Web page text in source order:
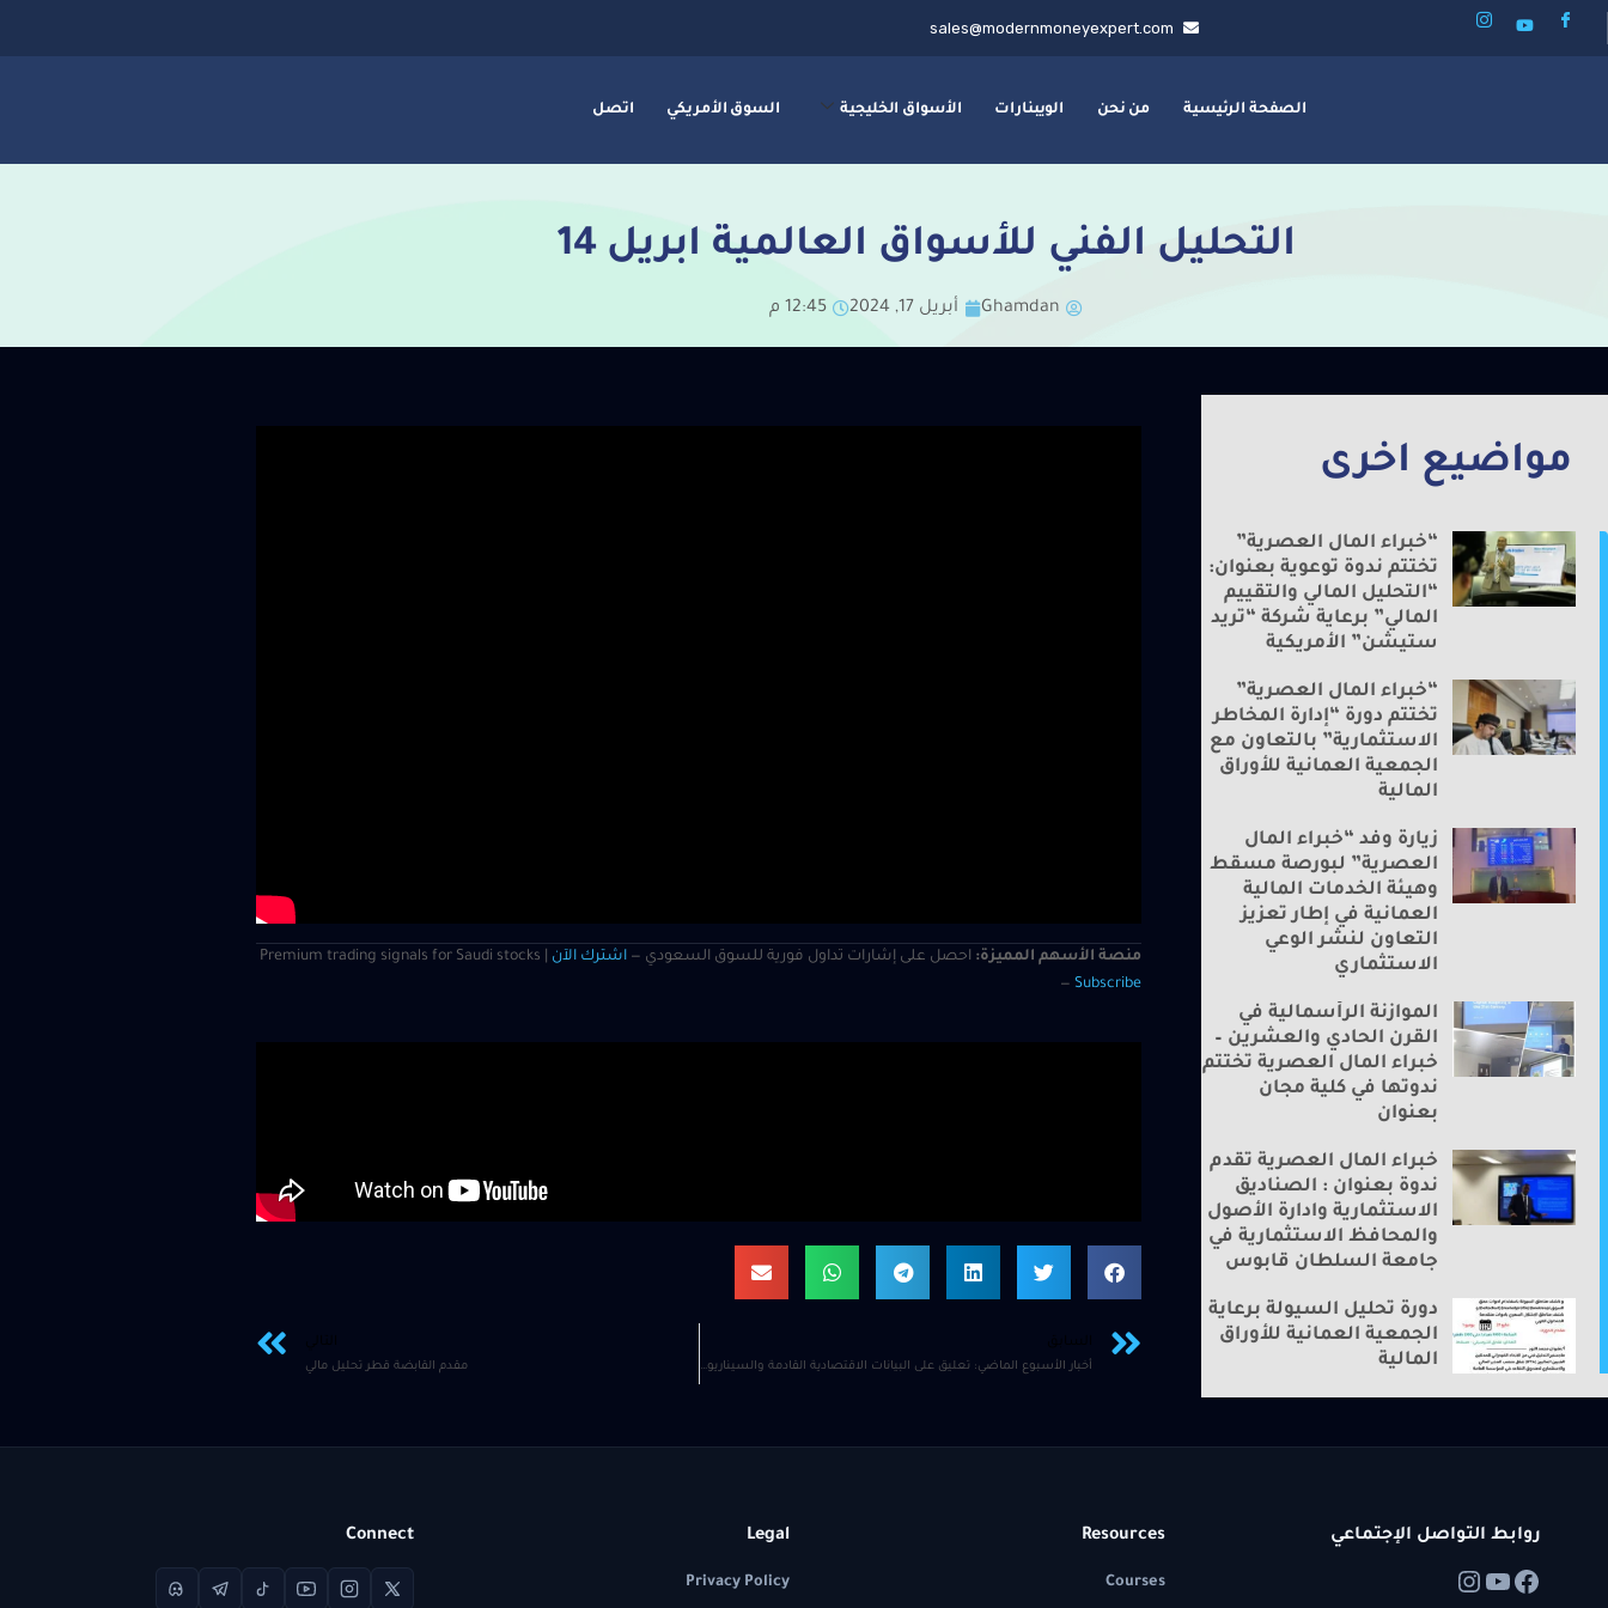
sales@modernmoneyexpert.com
الصفحة الرئيسية من نحن الويبنارات الأسواق الخليجية السوق الأمريكي اتصل
التحليل الفني للأسواق العالمية ابريل 14
Ghamdan أبريل 17, 2024 12:45 م
مواضيع اخرى
“خبراء المال العصرية”
تختتم ندوة توعوية بعنوان:
“التحليل المالي والتقييم
المالي” برعاية شركة “تريد
ستيشن” الأمريكية
“خبراء المال العصرية”
تختتم دورة “إدارة المخاطر
الاستثمارية” بالتعاون مع
الجمعية العمانية للأوراق
المالية
زيارة وفد “خبراء المال
العصرية” لبورصة مسقط
وهيئة الخدمات المالية
العمانية في إطار تعزيز
التعاون لنشر الوعي
الاستثماري
الموازنة الرأسمالية في
القرن الحادي والعشرين –
خبراء المال العصرية تختتم
ندوتها في كلية مجان
بعنوان
خبراء المال العصرية تقدم
ندوة بعنوان : الصناديق
الاستثمارية وادارة الأصول
والمحافظ الاستثمارية في
جامعة السلطان قابوس
دورة تحليل السيولة برعاية
الجمعية العمانية للأوراق
المالية
منصة الأسهم المميزة: احصل على إشارات تداول فورية للسوق السعودي — اشترك الآن
| Premium trading signals for Saudi stocks
—Subscribe
أخبار الأسبوع الماضي: تعليق على البيانات الاقتصادية القادمة والسيناريوهات المحتملة 14 ابريل مقدم القابضة قطر تحليل مالي
روابط التواصل الإجتماعي Resources
Courses
Legal
Privacy Policy
Connect